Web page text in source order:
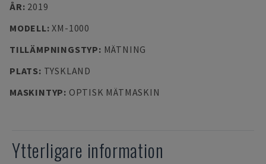
ÅR: 2019
MODELL:XM-1000
TILLÄMPNINGSTYP: MÄTNING
PLATS: TYSKLAND
MASKINTYP: OPTISK MÄTMASKIN
Ytterligare information